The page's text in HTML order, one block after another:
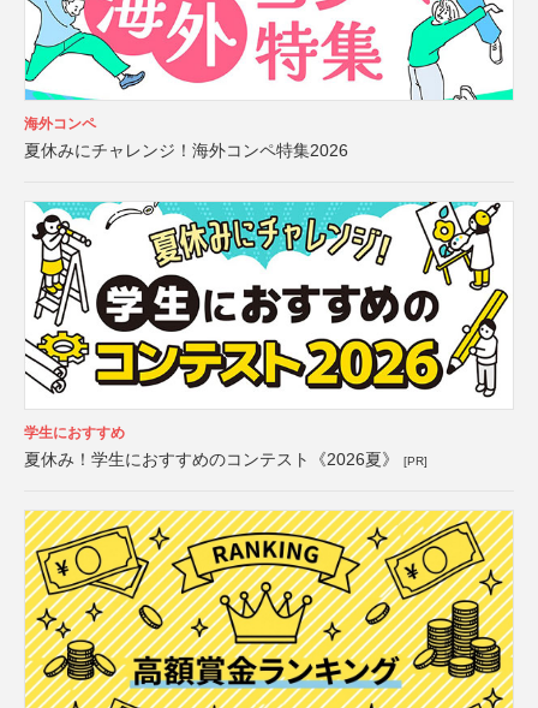
海外コンペ
夏休みにチャレンジ！海外コンペ特集2026
学生におすすめ
夏休み！学生におすすめのコンテスト《2026夏》 [PR]